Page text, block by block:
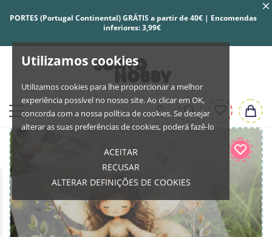
Utilizamos cookies
Utilizamos cookies para lhe proporcionar a melhor
experiência possível no nosso site. Ao clicar em OK,
concorda com a nossa política de cookies. Se desejar
alterar as suas preferências de cookies, poderá fazê-lo
ACEITAR
RECUSAR
ALTERAR DEFINIÇÕES DE COOKIES
PORTES (Portugal Continental) GRÁTIS a partir de 40€ | Encomendas
inferiores: 3,99€